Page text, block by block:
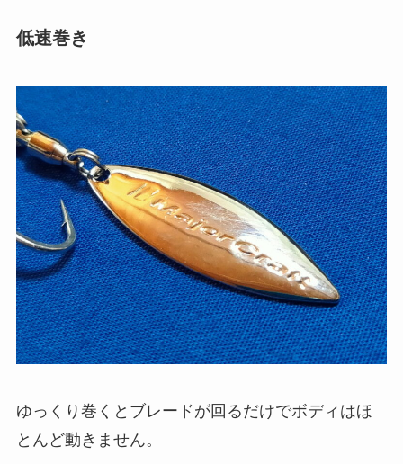
低速巻き
ゆっくり巻くとブレードが回るだけでボディはほ
とんど動きません。